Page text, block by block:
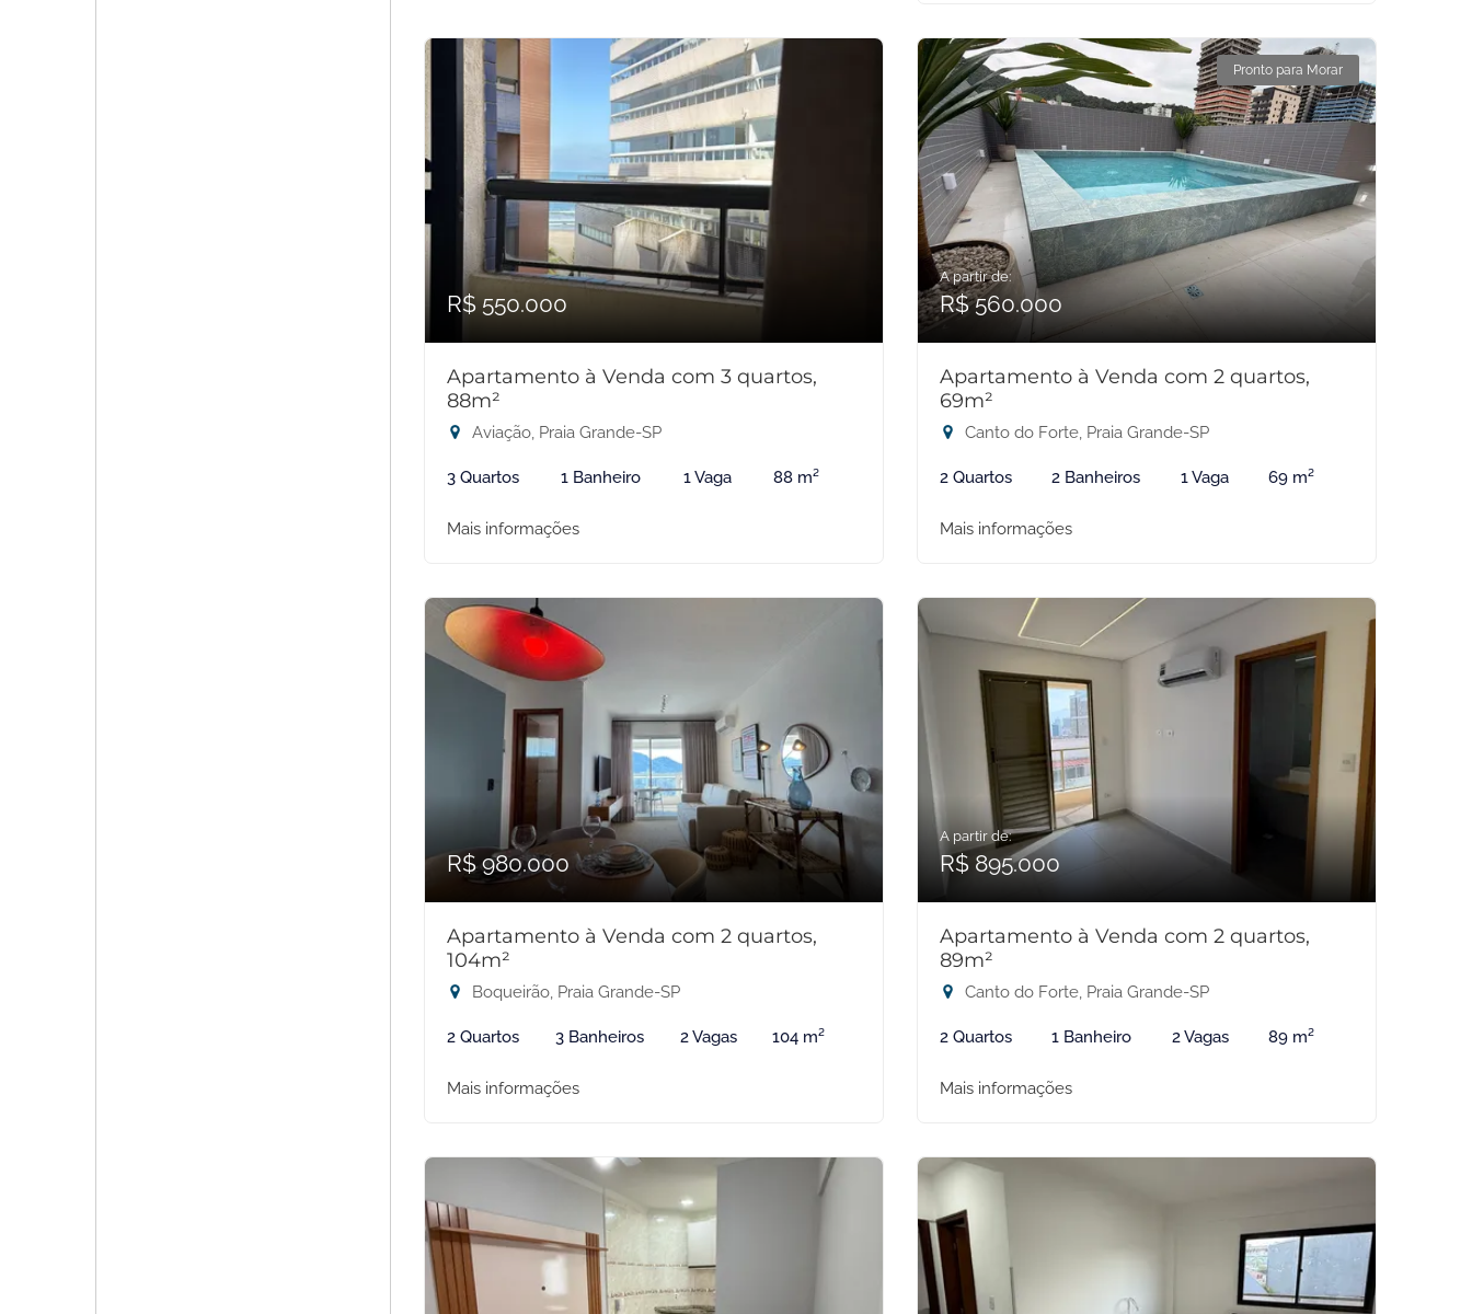
R$ 550.000
Apartamento à Venda com 3 quartos,
88m²
Aviação, Praia Grande-SP
3 Quartos 1 Banheiro 1 Vaga 88 m²
Mais informações
Pronto para Morar
A partir de:
R$ 560.000
Apartamento à Venda com 2 quartos,
69m²
Canto do Forte, Praia Grande-SP
2 Quartos 2 Banheiros 1 Vaga 69 m²
Mais informações
R$ 980.000
Apartamento à Venda com 2 quartos,
104m²
Boqueirão, Praia Grande-SP
2 Quartos 3 Banheiros 2 Vagas 104 m²
Mais informações
A partir de:
R$ 895.000
Apartamento à Venda com 2 quartos,
89m²
Canto do Forte, Praia Grande-SP
2 Quartos 1 Banheiro 2 Vagas 89 m²
Mais informações